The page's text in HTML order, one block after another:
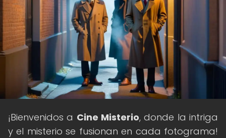
¡Bienvenidos a Cine Misterio, donde la intriga
y el misterio se fusionan en cada fotograma!